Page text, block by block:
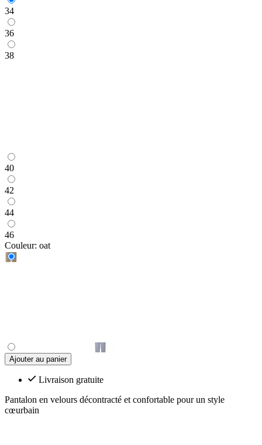
34
36
38
40
42
44
46
Couleur: oat
Ajouter au panier
Livraison gratuite
Pantalon en velours décontracté et confortable pour un style
cœurbain